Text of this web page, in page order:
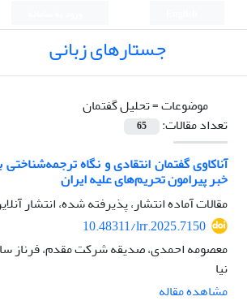
جستارهای زبانی
موضوعات =تحلیل گفتمان
تعداد مقالات:
65
آناکاوی گفتمان انتقادی و نگاه
خبر پیرامون تحریم‌های علیه ایران
مقالات آماده انتشار، پذیرفته شده، انتشار
10.48311/lrr.2025.7150
معصومه احمدی، صدیقه شرکت مقدم، فرناز
نیا
مشاهده مقاله